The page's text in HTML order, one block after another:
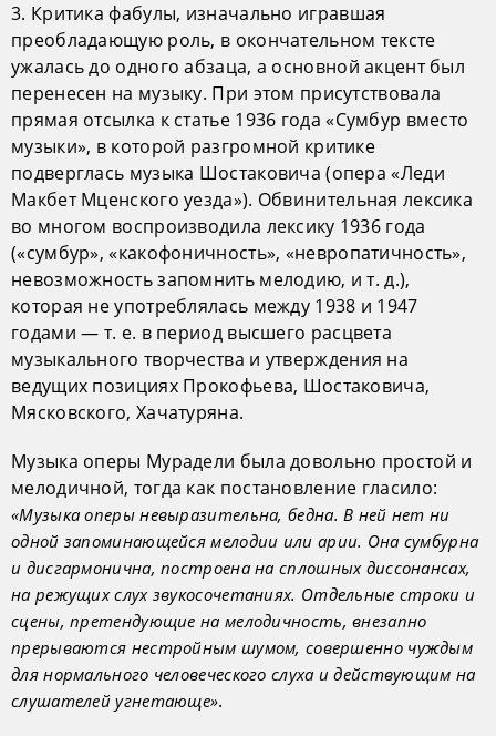
3. Критика фабулы, изначально игравшая
преобладающую роль, в окончательном тексте
ужалась до одного абзаца, а основной акцент был
перенесен на музыку. При этом присутствовала
прямая отсылка к статье 1936 года «Сумбур вместо
музыки», в которой разгромной критике
подверглась музыка Шостаковича (опера «Леди
Макбет Мценского уезда»). Обвинительная лексика
во многом воспроизводила лексику 1936 года
(«сумбур», «какофоничность», «невропатичность»,
невозможность запомнить мелодию, и т. д.),
которая не употреблялась между 1938 и 1947
годами — т. е. в период высшего расцвета
музыкального творчества и утверждения на
ведущих позициях Прокофьева, Шостаковича,
Мясковского, Хачатуряна.
Музыка оперы Мурадели была довольно простой и
мелодичной, тогда как постановление гласило:
«Музыка оперы невыразительна, бедна. В ней нет ни
одной запоминающейся мелодии или арии. Она сумбурна
и дисгармонична, построена на сплошных диссонансах,
на режущих слух звукосочетаниях. Отдельные строки и
сцены, претендующие на мелодичность, внезапно
прерываются нестройным шумом, совершенно чуждым
для нормального человеческого слуха и действующим на
слушателей угнетающе».